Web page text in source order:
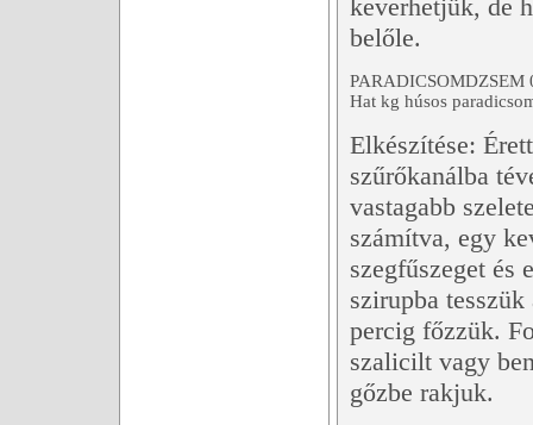
keverhetjük, de
belőle.
PARADICSOMDZSEM
Hat kg húsos
Elkészítése:
szűrőkanálba
vastagabb
számítva, egy
szegfűszeget és
szirupba
percig főzzük.
szalicilt vagy
gőzbe rakjuk.